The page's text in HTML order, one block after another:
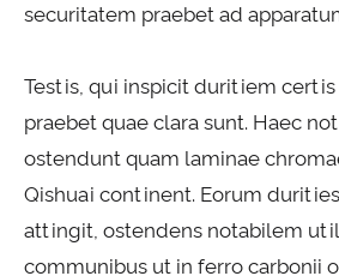
securitatem praebet ad
Testis, qui inspicit duritiem
praebet quae clara sunt. Haec
ostendunt quam laminae
Qishuai continent. Eorum
attingit, ostendens notabilem
communibus ut in ferro carbonii